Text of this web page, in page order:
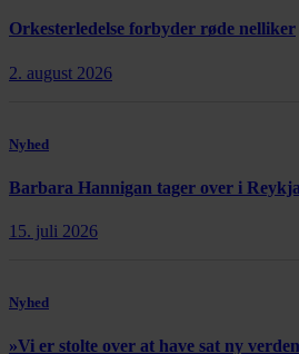
Orkesterledelse forbyder røde nelliker
2. august 2026
Nyhed
Barbara Hannigan tager over i
15. juli 2026
Nyhed
»Vi er stolte over at have sat ny